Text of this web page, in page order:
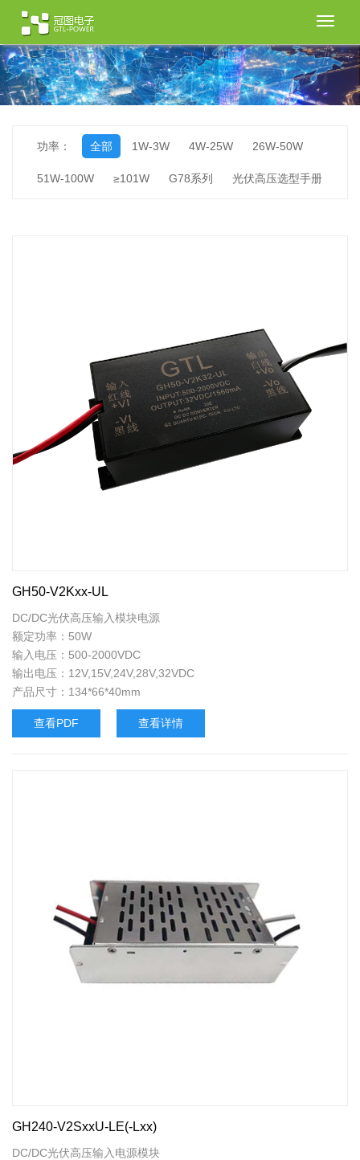
切
导
航
功率： 全部 1W-3W 4W-25W 26W-50W
51W-100W ≥101W G78系列 光伏高压选型手册
GH50-V2Kxx-UL
DC/DC光伏高压输入模块电源
额定功率：50W
输入电压：500-2000VDC
输出电压：12V,15V,24V,28V,32VDC
产品尺寸：134*66*40mm
查看PDF 查看详情
GH240-V2SxxU-LE(-Lxx)
DC/DC光伏高压输入电源模块